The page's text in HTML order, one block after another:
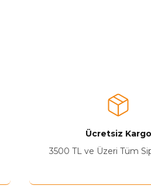
Ücretsiz Kargo
3500 TL ve Üzeri Tüm